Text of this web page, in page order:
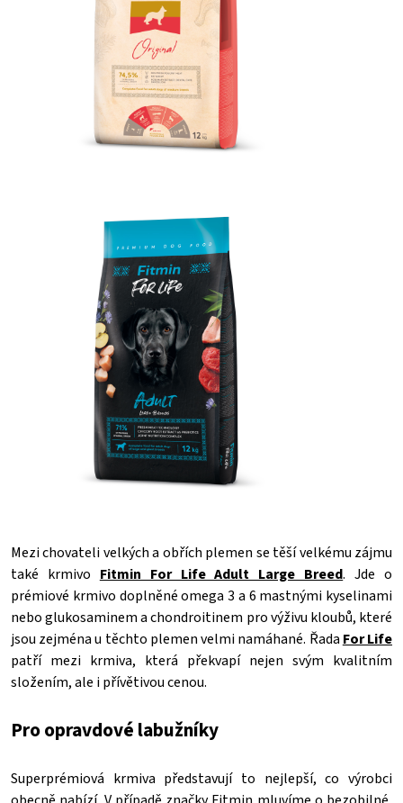
Mezi chovateli velkých a obřích plemen se těší velkému zájmu
také krmivo Fitmin For Life Adult Large Breed. Jde o
prémiové krmivo doplněné omega 3 a 6 mastnými kyselinami
nebo glukosaminem a chondroitinem pro výživu kloubů, které
jsou zejména u těchto plemen velmi namáhané. Řada For Life
patří mezi krmiva, která překvapí nejen svým kvalitním
složením, ale i přívětivou cenou.
Pro opravdové labužníky
Superprémiová krmiva představují to nejlepší, co výrobci